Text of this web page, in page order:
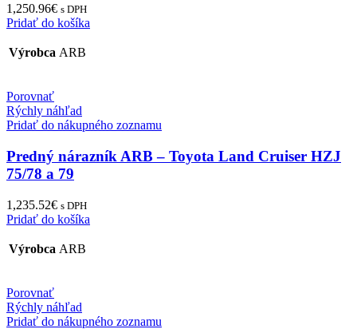
1,250.96€ s DPH
Pridať do košíka
Výrobca ARB
Porovnať
Rýchly náhľad
Pridať do nákupného zoznamu
Predný nárazník ARB – Toyota Land Cruiser HZJ
75/78 a 79
1,235.52€ s DPH
Pridať do košíka
Výrobca ARB
Porovnať
Rýchly náhľad
Pridať do nákupného zoznamu